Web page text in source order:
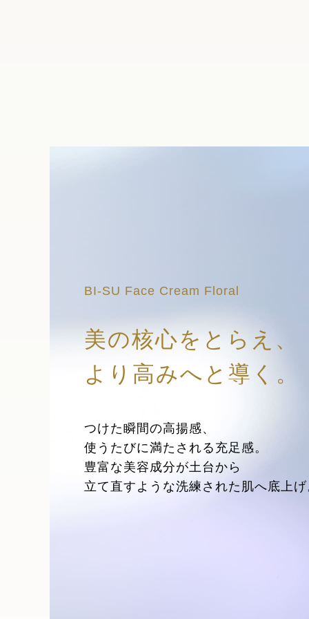
BI-SU Face Cream Floral
美の核心をとらえ、
より高みへと導く。
つけた瞬間の高揚感、
使うたびに満たされる充足感。
豊富な美容成分が土台から
立て直すような洗練された肌へ底上